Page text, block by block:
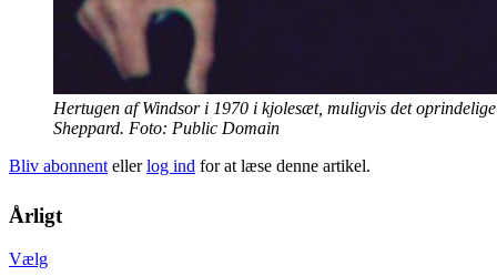
Hertugen af Windsor i 1970 i kjolesæt, muligvis det
Sheppard. Foto: Public Domain
Bliv abonnent ellerlog ind for at læse denne artikel.
Årligt
Vælg